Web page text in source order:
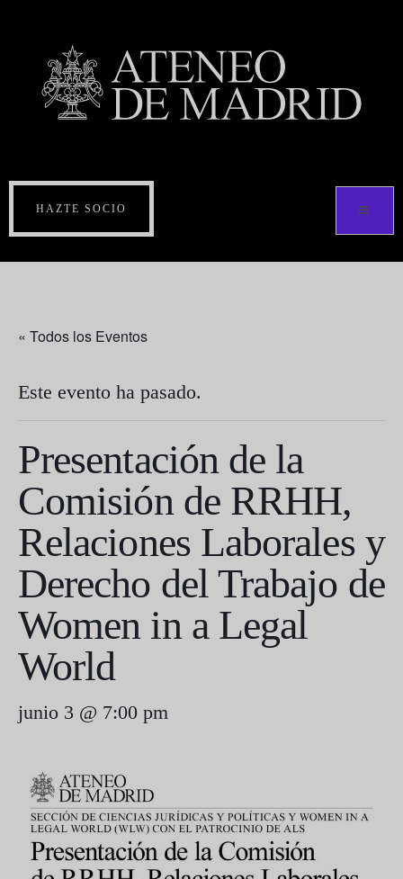
HAZTE SOCIO
« Todos los Eventos
Este evento ha pasado.
Presentación de la
Comisión de RRHH,
Relaciones Laborales y
Derecho del Trabajo de
Women in a Legal
World
junio 3 @ 7:00 pm